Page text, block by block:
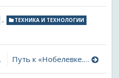
, ТЕХНИКА И ТЕХНОЛОГИИ
Путь к «Нобелевке. Выпуск 7. Хендрик Лоренц: расцвет и крах «старой» физики